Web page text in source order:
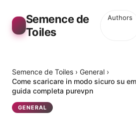
Semence de
Toiles
Authors
Semence de Toiles › General ›
Come scaricare in modo sicuro su
guida completa purevpn
GENERAL